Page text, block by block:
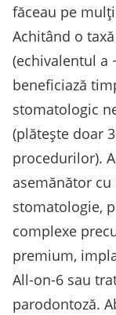
făceau pe
Achitând o
(echivalentul a
beneficiază
stomatologic
(plătește doar
procedurilor).
asemănător cu
stomatologie,
complexe
premium,
All-on-6 sau
parodontoză​.